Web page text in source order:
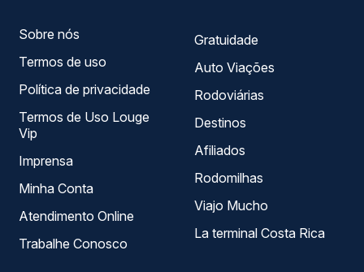
Sobre nós
Termos de uso
Política de privacidade
Termos de Uso Louge
Vip
Imprensa
Minha Conta
Atendimento Online
Trabalhe Conosco
Gratuidade
Auto Viações
Rodoviárias
Destinos
Afiliados
Rodomilhas
Viajo Mucho
La terminal Costa Rica